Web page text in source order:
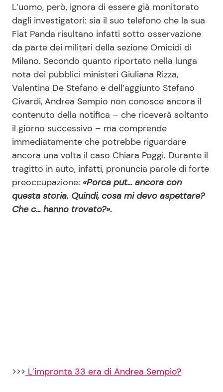
Pubblicità
Privacy Policy
L’uomo, però, ignora di essere già monitorato
dagli investigatori: sia il suo telefono che la sua
Fiat Panda risultano infatti sotto osservazione
da parte dei militari della sezione Omicidi di
Milano. Secondo quanto riportato nella lunga
nota dei pubblici ministeri Giuliana Rizza,
Valentina De Stefano e dell’aggiunto Stefano
Civardi, Andrea Sempio non conosce ancora il
contenuto della notifica – che riceverà soltanto
il giorno successivo – ma comprende
immediatamente che potrebbe riguardare
ancora una volta il caso Chiara Poggi. Durante il
tragitto in auto, infatti, pronuncia parole di forte
preoccupazione: «Porca put… ancora con
questa storia. Quindi, cosa mi devo aspettare?
Che c… hanno trovato?».
>>> L’impronta 33 era di Andrea Sempio?